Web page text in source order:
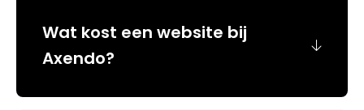
Wat kost een website bij
Axendo?